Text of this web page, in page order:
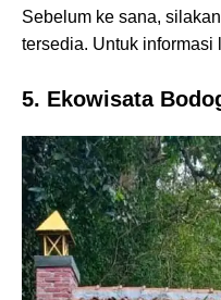
Sebelum ke sana,
tersedia. Untuk informasi
5. Ekowisata